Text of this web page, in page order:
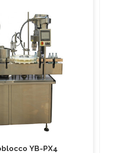
YB-PX4